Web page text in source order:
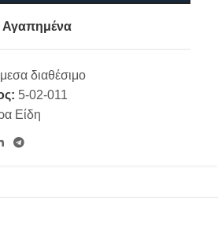
Αγαπημένα
διαθέσιμο
5-02-011
Είδη